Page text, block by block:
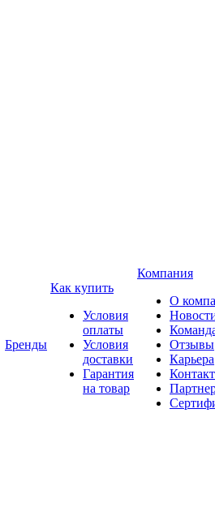
Бренды
Как купить
Условия
оплаты
Условия
доставки
Гарантия
на товар
Компания
О
Отзывы
Карьера